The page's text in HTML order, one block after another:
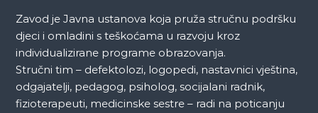
Zavod je Javna ustanova koja pruža stručnu podršku
djeci i omladini s teškoćama u razvoju kroz
individualizirane programe obrazovanja.
Stručni tim – defektolozi, logopedi, nastavnici vještina,
odgajatelji, pedagog, psiholog, socijalani radnik,
fizioterapeuti, medicinske sestre – radi na poticanju